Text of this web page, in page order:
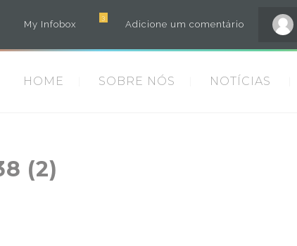
Adicione um comentário
3
My Infobox
HOME SOBRE NÓS NOTÍCIAS
(2)